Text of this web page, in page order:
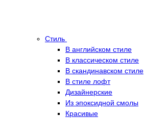
Стиль
В английском стиле
В классическом стиле
В скандинавском стиле
В стиле лофт
Дизайнерские
Из эпоксидной смолы
Красивые